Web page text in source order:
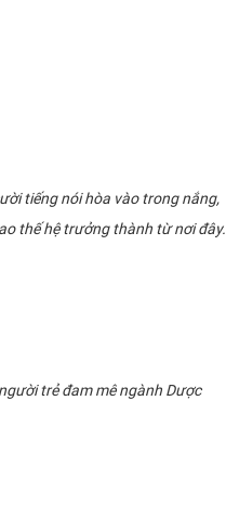
tiếng nói hòa vào trong nắng,
thế hệ trưởng thành từ nơi đây.
trẻ đam mê ngành Dược